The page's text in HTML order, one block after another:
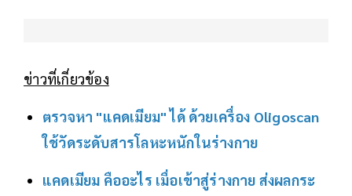
ข่าวที่เกี่ยวข้อง
ตรวจหา "แคดเมียม" ได้ ด้วยเครื่อง Oligoscan
ใช้วัดระดับสารโลหะหนักในร่างกาย
แคดเมียม คืออะไร เมื่อเข้าสู่ร่างกาย ส่งผลกระ